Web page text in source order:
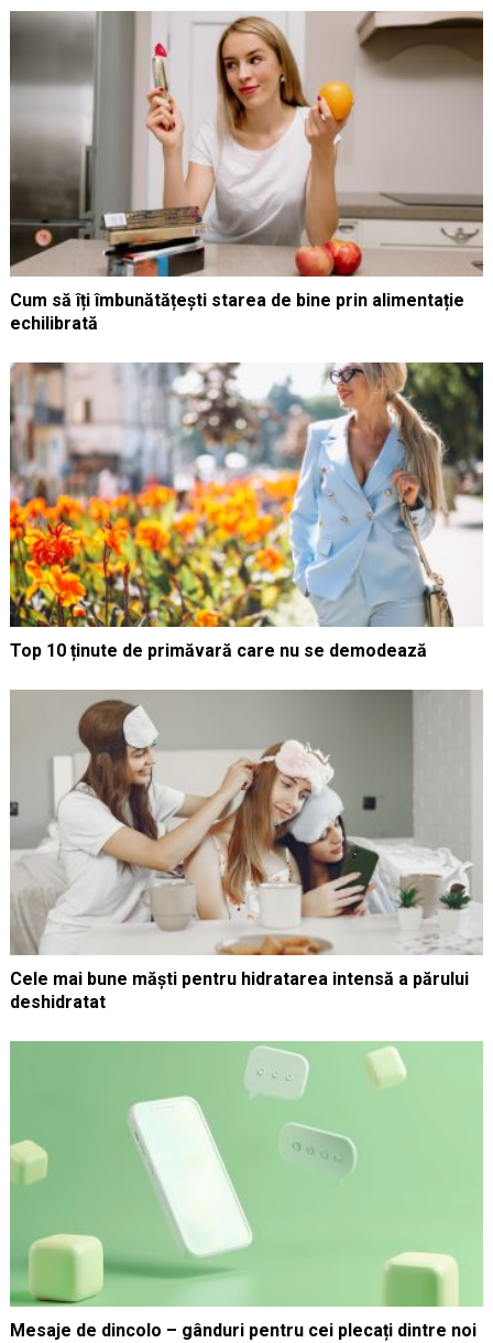
Cum să îți îmbunătățești starea de bine prin alimentație
echilibrată
Top 10 ținute de primăvară care nu se demodează
Cele mai bune măști pentru hidratarea intensă a părului
deshidratat
Mesaje de dincolo – gânduri pentru cei plecați dintre noi